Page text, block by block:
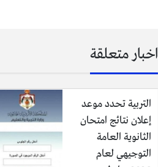
الميدان مقياس لتغيير
وأوضح عبد اللطيف، أن
لتطوير مناهج العلوم
اخبار متعلقة
التربية تحدد موعد
إعلان نتائج امتحان
الثانوية العامة
التوجيهي لعام